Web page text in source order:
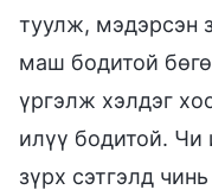
туулж, мэдэрсэн
маш бодитой
үргэлж хэлдэг
илүү бодитой.
зүрх сэтгэлд